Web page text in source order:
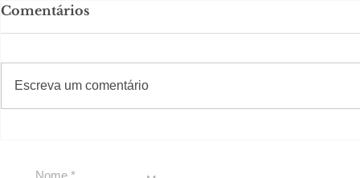
para São Paulo
Comentários
Escreva um comentário